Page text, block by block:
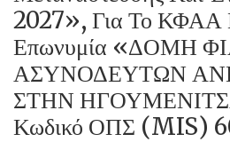
2027», Για Το ΚΦΑΑ
Επωνυμία «ΔΟΜΗ
ΑΣΥΝΟΔΕΥΤΩΝ
ΣΤΗΝ
Κωδικό ΟΠΣ (MIS)